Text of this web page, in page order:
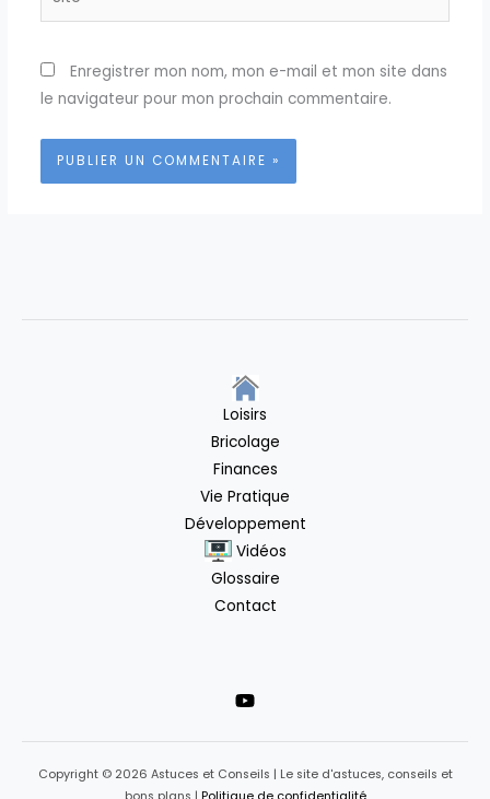
Enregistrer mon nom, mon e-mail et mon site dans
le navigateur pour mon prochain commentaire.
Loisirs
Bricolage
Finances
Vie Pratique
Développement
Vidéos
Glossaire
Contact
Copyright © 2026 Astuces et Conseils | Le site d'astuces, conseils et